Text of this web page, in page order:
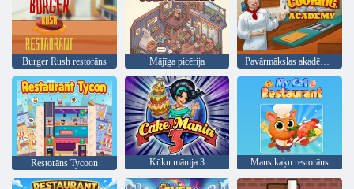
Burger Rush restorāns Mājīga picērija Pavārmākslas akadēmija
Restorāns Tycoon Kūku mānija 3 Mans kaķu restorāns